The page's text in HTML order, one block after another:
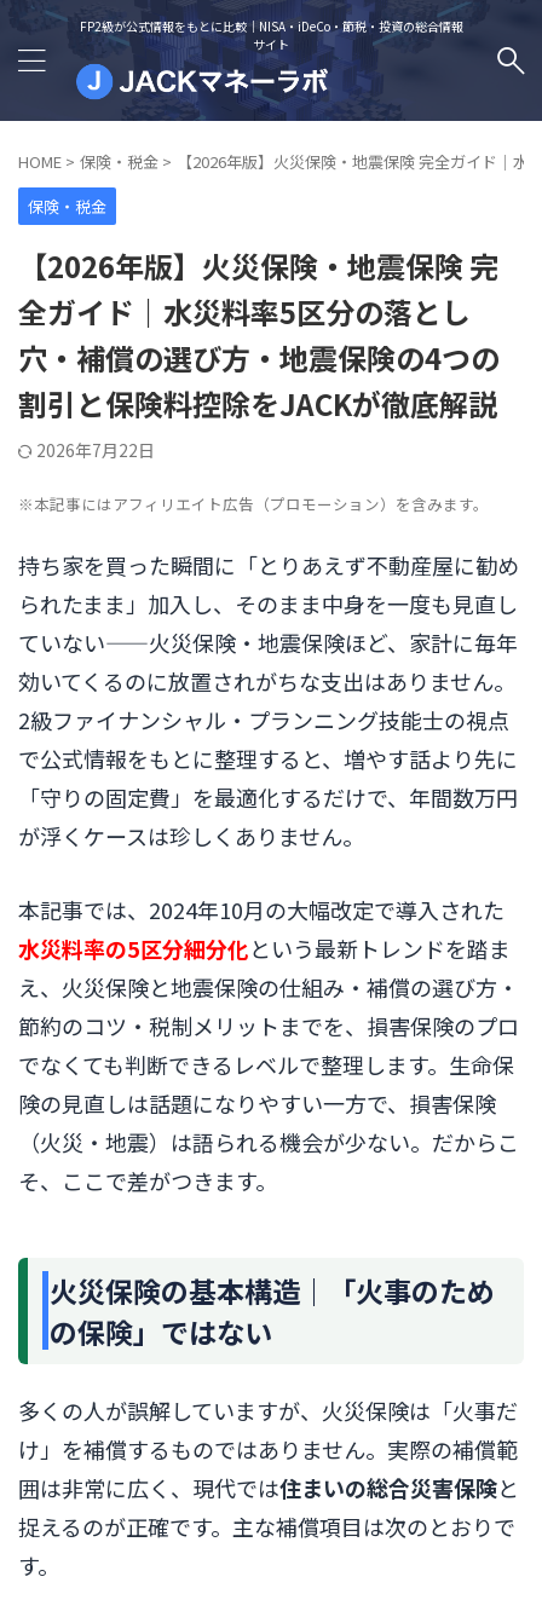
FP2級が公式情報をもとに比較｜NISA・iDeCo・節税・投資の総合情報
サイト
HOME > 保険・税金 >
【2026年版】火災保険・地震保険 完全ガイド｜
保険・税金
【2026年版】火災保険・地震保険 完
全ガイド｜水災料率5区分の落とし
穴・補償の選び方・地震保険の4つの
割引と保険料控除をJACKが徹底解説
2026年7月22日
※本記事にはアフィリエイト広告（プロモーション）を含みます。
持ち家を買った瞬間に「とりあえず不動産屋に勧め
られたまま」加入し、そのまま中身を一度も見直し
ていない——火災保険・地震保険ほど、家計に毎年
効いてくるのに放置されがちな支出はありません。
2級ファイナンシャル・プランニング技能士の視点
で公式情報をもとに整理すると、増やす話より先に
「守りの固定費」を最適化するだけで、年間数万円
が浮くケースは珍しくありません。
本記事では、2024年10月の大幅改定で導入された
水災料率の5区分細分化という最新トレンドを踏ま
え、火災保険と地震保険の仕組み・補償の選び方・
節約のコツ・税制メリットまでを、損害保険のプロ
でなくても判断できるレベルで整理します。生命保
険の見直しは話題になりやすい一方で、損害保険
（火災・地震）は語られる機会が少ない。だからこ
そ、ここで差がつきます。
火災保険の基本構造｜「火事のため
の保険」ではない
多くの人が誤解していますが、火災保険は「火事だ
け」を補償するものではありません。実際の補償範
囲は非常に広く、現代では住まいの総合災害保険と
捉えるのが正確です。主な補償項目は次のとおりで
す。